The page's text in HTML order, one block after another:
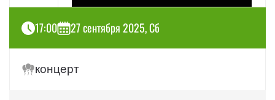
17:00 27 сентября 2025, Сб
концерт